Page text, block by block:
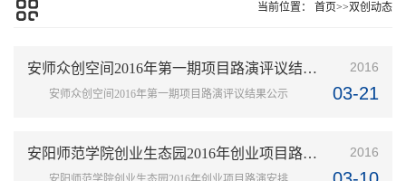
当前位置： 首页>>双创动态
安师众创空间2016年第一期项目路演评议结果公示
安师众创空间2016年第一期项目路演评议结果公示
2016
03-21
安阳师范学院创业生态园2016年创业项目路演安排 2016